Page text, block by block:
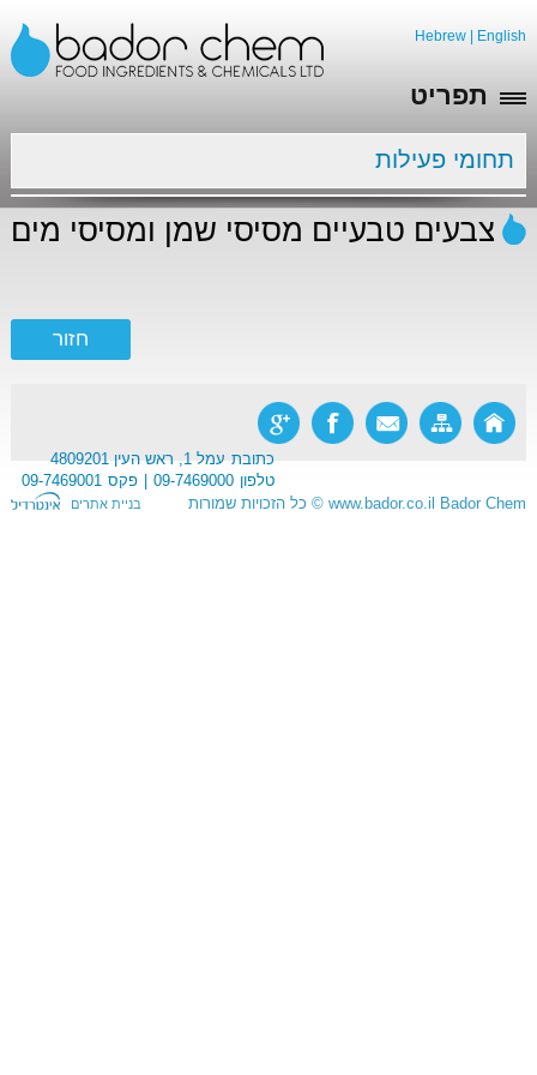
Hebrew English
תפריט
תחומי פעילות
צבעים טבעיים מסיסי שמן ומסיסי מים
כתובת עמל 1, ראש העין 4809201
טלפון 09-7469000 פקס 09-7469001
Bador Chem
www.bador.co.il
© כל הזכויות שמורות בניית אתרים